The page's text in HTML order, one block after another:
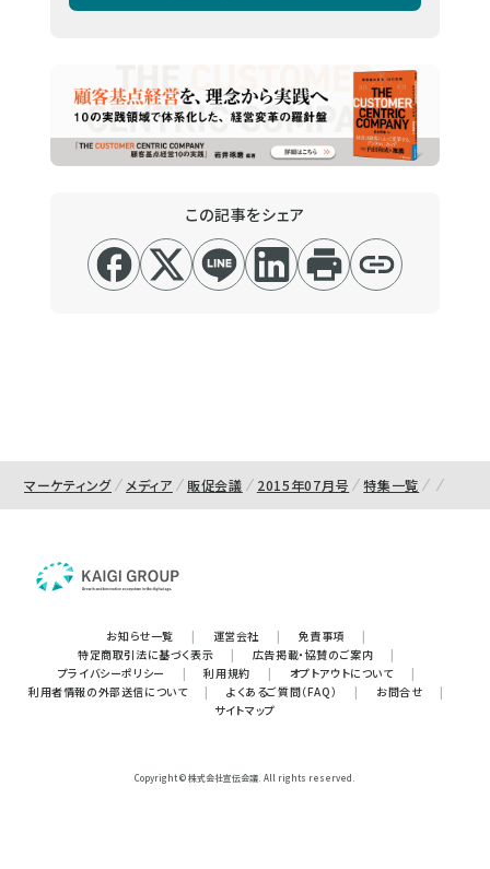
この記事をシェア
マーケティング メディア 販促会議 2015年07月号 特集一覧
お知らせ一覧 | 運営会社 | 免責事項
|
特定商取引法に基づく表示
| 広告掲載・協賛のご案内
|
プライバシーポリシー
| 利用規約 | オプトアウトについて
|
利用者情報の外部送信について
| よくあるご質問（FAQ） | お問合せ
|
サイトマップ
Copyright © 株式会社宣伝会議. All rights reserved.